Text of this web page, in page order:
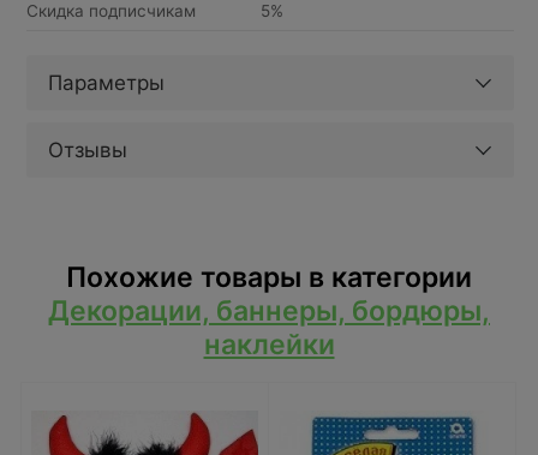
Скидка подписчикам 5%
Параметры
Отзывы
Похожие товары в категории
Декорации, баннеры, бордюры,
наклейки